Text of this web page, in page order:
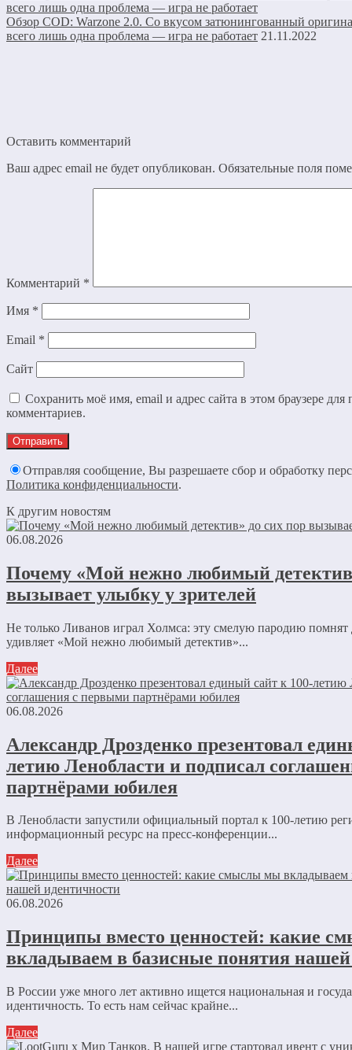
Обзор COD: Warzone 2.0. Со вкусом затюнингованный
всего лишь одна проблема — игра не работает 21.11.2022
Оставить комментарий
Ваш адрес email не будет опубликован. Обязательные поля
Комментарий *
Имя *
Email *
Сайт
Сохранить моё имя, email и адрес сайта в этом браузере
комментариев.
Отправляя сообщение, Вы разрешаете сбор и обработку
Политика конфиденциальности.
К другим новостям
06.08.2026
Почему «Мой нежно любимый
вызывает улыбку у зрителей
Не только Ливанов играл Холмса: эту смелую пародию
удивляет «Мой нежно любимый детектив»...
Далее
06.08.2026
Александр Дрозденко презентовал
летию Ленобласти и подписал
партнёрами юбилея
В Ленобласти запустили официальный портал к 100-летию
информационный ресурс на пресс-конференции...
Далее
06.08.2026
Принципы вместо ценностей: какие
вкладываем в базисные понятия
В России уже много лет активно ищется национальная и
идентичность. То есть нам сейчас крайне...
Далее